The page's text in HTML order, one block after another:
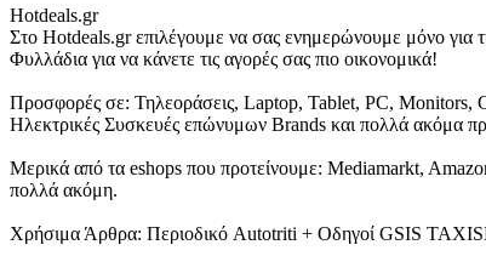
Hotdeals.gr
Στο Hotdeals.gr επιλέγουμε να σας ενημερώνουμε μόνο για
Φυλλάδια για να κάνετε τις αγορές σας πιο οικονομικά!
Προσφορές σε: Τηλεοράσεις, Laptop, Tablet, PC, Monitors,
Ηλεκτρικές Συσκευές επώνυμων Brands και πολλά ακόμα
Μερικά από τα eshops που προτείνουμε: Mediamarkt,
πολλά ακόμη.
Χρήσιμα Άρθρα: Περιοδικό Autotriti + Οδηγοί GSIS